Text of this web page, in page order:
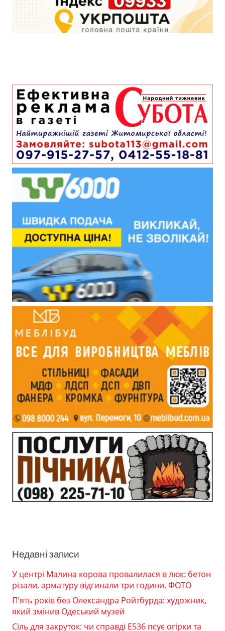
Недавні записи
У центрі Малина корова провалилася в люк: бетон
різали, арматуру відгинали три години. ФОТО
П’ять років без Олександра Ройтбурда: художник,
який змінив Одеський музей
Сіль для закруток: чи справді Е536 псує огірки та